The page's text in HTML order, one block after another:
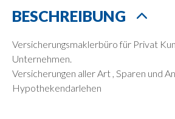
BESCHREIBUNG
Versicherungsmaklerbüro für Privat
Unternehmen.
Versicherungen aller Art , Sparen und
Hypothekendarlehen